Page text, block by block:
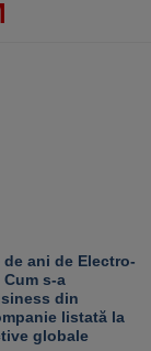
de ani de Electro-
s-a
din
listată la
globale